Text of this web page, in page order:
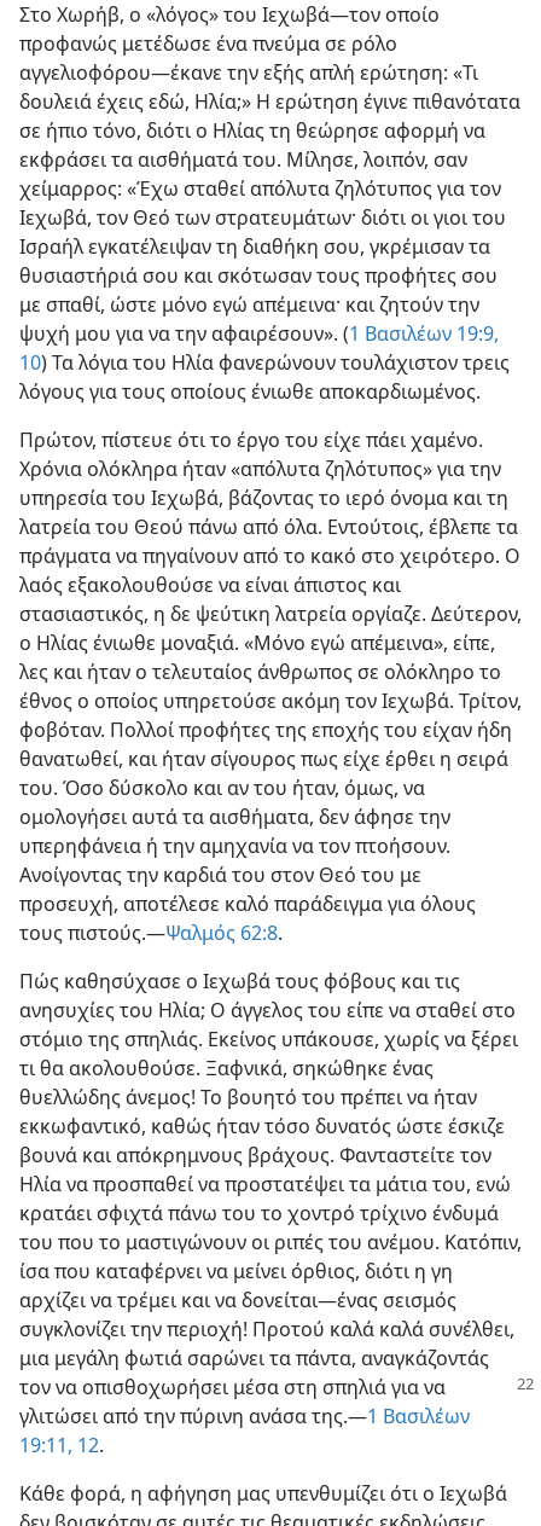
Στο Χωρήβ, ο «λόγος» του Ιεχωβά​—τον οποίο
προφανώς μετέδωσε ένα πνεύμα σε ρόλο
αγγελιοφόρου—​έκανε την εξής απλή ερώτηση: «Τι
δουλειά έχεις εδώ, Ηλία;» Η ερώτηση έγινε πιθανότατα
σε ήπιο τόνο, διότι ο Ηλίας τη θεώρησε αφορμή να
εκφράσει τα αισθήματά του. Μίλησε, λοιπόν, σαν
χείμαρρος: «Έχω σταθεί απόλυτα ζηλότυπος για τον
Ιεχωβά, τον Θεό των στρατευμάτων· διότι οι γιοι του
Ισραήλ εγκατέλειψαν τη διαθήκη σου, γκρέμισαν τα
θυσιαστήριά σου και σκότωσαν τους προφήτες σου
με σπαθί, ώστε μόνο εγώ απέμεινα· και ζητούν την
ψυχή μου για να την αφαιρέσουν». (1 Βασιλέων 19:9,
10) Τα λόγια του Ηλία φανερώνουν τουλάχιστον τρεις
λόγους για τους οποίους ένιωθε αποκαρδιωμένος.
Πρώτον, πίστευε ότι το έργο του είχε πάει χαμένο.
Χρόνια ολόκληρα ήταν «απόλυτα ζηλότυπος» για την
υπηρεσία του Ιεχωβά, βάζοντας το ιερό όνομα και τη
λατρεία του Θεού πάνω από όλα. Εντούτοις, έβλεπε τα
πράγματα να πηγαίνουν από το κακό στο χειρότερο. Ο
λαός εξακολουθούσε να είναι άπιστος και
στασιαστικός, η δε ψεύτικη λατρεία οργίαζε. Δεύτερον,
ο Ηλίας ένιωθε μοναξιά. «Μόνο εγώ απέμεινα», είπε,
λες και ήταν ο τελευταίος άνθρωπος σε ολόκληρο το
έθνος ο οποίος υπηρετούσε ακόμη τον Ιεχωβά. Τρίτον,
φοβόταν. Πολλοί προφήτες της εποχής του είχαν ήδη
θανατωθεί, και ήταν σίγουρος πως είχε έρθει η σειρά
του. Όσο δύσκολο και αν του ήταν, όμως, να
ομολογήσει αυτά τα αισθήματα, δεν άφησε την
υπερηφάνεια ή την αμηχανία να τον πτοήσουν.
Ανοίγοντας την καρδιά του στον Θεό του με
προσευχή, αποτέλεσε καλό παράδειγμα για όλους
τους πιστούς.​—Ψαλμός 62:8.
Πώς καθησύχασε ο Ιεχωβά τους φόβους και τις
ανησυχίες του Ηλία; Ο άγγελος του είπε να σταθεί στο
στόμιο της σπηλιάς. Εκείνος υπάκουσε, χωρίς να ξέρει
τι θα ακολουθούσε. Ξαφνικά, σηκώθηκε ένας
θυελλώδης άνεμος! Το βουητό του πρέπει να ήταν
εκκωφαντικό, καθώς ήταν τόσο δυνατός ώστε έσκιζε
βουνά και απόκρημνους βράχους. Φανταστείτε τον
Ηλία να προσπαθεί να προστατέψει τα μάτια του, ενώ
κρατάει σφιχτά πάνω του το χοντρό τρίχινο ένδυμά
του που το μαστιγώνουν οι ριπές του ανέμου. Κατόπιν,
ίσα που καταφέρνει να μείνει όρθιος, διότι η γη
αρχίζει να τρέμει και να δονείται​—ένας σεισμός
συγκλονίζει την περιοχή! Προτού καλά καλά συνέλθει,
μια μεγάλη φωτιά σαρώνει τα πάντα, αναγκάζοντάς
τον να οπισθοχωρήσει μέσα στη σπηλιά για να
γλιτώσει από την πύρινη ανάσα της.​—1 Βασιλέων
19:11, 12.
Κάθε φορά, η αφήγηση μας υπενθυμίζει ότι ο Ιεχωβά